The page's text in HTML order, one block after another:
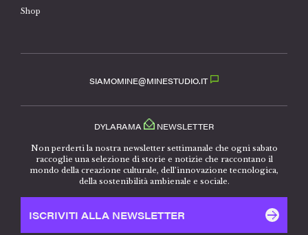
Shop
SIAMOMINE@MINESTUDIO.IT
DYLARAMA NEWSLETTER
Non perderti la nostra newsletter settimanale che ogni sabato
raccoglie una selezione di storie e notizie che raccontano il
mondo della creazione culturale, dell’innovazione tecnologica,
della sostenibilità ambienale e sociale.
ISCRIVITI ALLA NEWSLETTER